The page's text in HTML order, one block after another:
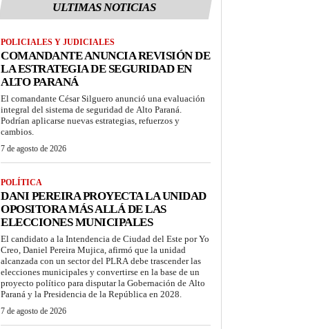
ULTIMAS NOTICIAS
POLICIALES Y JUDICIALES
COMANDANTE ANUNCIA REVISIÓN DE
LA ESTRATEGIA DE SEGURIDAD EN
ALTO PARANÁ
El comandante César Silguero anunció una evaluación
integral del sistema de seguridad de Alto Paraná.
Podrían aplicarse nuevas estrategias, refuerzos y
cambios.
7 de agosto de 2026
POLÍTICA
DANI PEREIRA PROYECTA LA UNIDAD
OPOSITORA MÁS ALLÁ DE LAS
ELECCIONES MUNICIPALES
El candidato a la Intendencia de Ciudad del Este por Yo
Creo, Daniel Pereira Mujica, afirmó que la unidad
alcanzada con un sector del PLRA debe trascender las
elecciones municipales y convertirse en la base de un
proyecto político para disputar la Gobernación de Alto
Paraná y la Presidencia de la República en 2028.
7 de agosto de 2026